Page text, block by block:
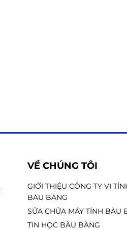
VỀ CHÚNG TÔI
GIỚI THIỆU CÔNG TY VI
BÀU BÀNG
SỬA CHỮA MÁY TÍNH BÀU
TIN HỌC BÀU BÀNG